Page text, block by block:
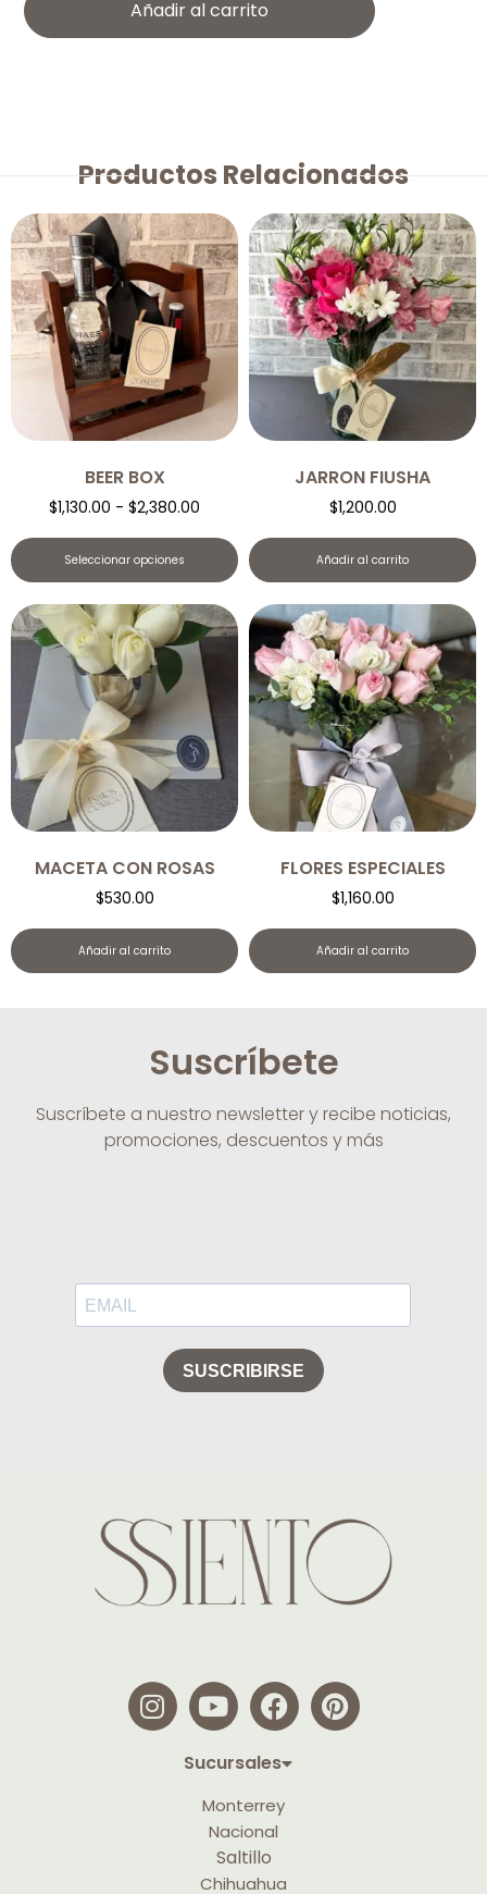
Añadir al carrito
Productos Relacionados
BEER BOX
$1,130.00 - $2,380.00
Seleccionar opciones
JARRON FIUSHA
$1,200.00
Añadir al carrito
MACETA CON ROSAS
$530.00
Añadir al carrito
FLORES ESPECIALES
$1,160.00
Añadir al carrito
Suscríbete
Suscríbete a nuestro newsletter y recibe noticias,
promociones, descuentos y más
Sucursales
Monterrey
Nacional
Saltillo
Chihuahua